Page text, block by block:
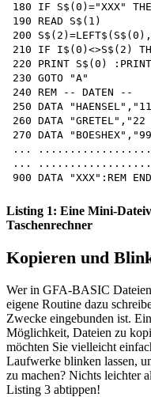
180 IF S$(0)="XXX"
190 READ S$(1)
200
210 IF I$(0)<>S$(2)
220 PRINT S$(0)
230 GOTO "A"
240 REM -- DATEN --
250 DATA
260 DATA
270 DATA
...
...
Listing 1: Eine Mini-
Taschenrechner
Kopieren und
Wer in GFA-BASIC
eigene Routine dazu
Zwecke eingebunden ist.
Möglichkeit, Dateien zu
möchten Sie vielleicht
Laufwerke blinken lassen,
zu machen? Nichts leichter
Listing 3 abtippen!